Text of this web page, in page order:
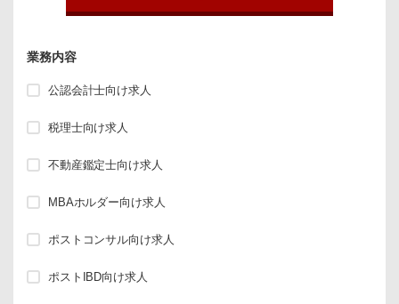
業務内容
公認会計士向け求人
税理士向け求人
不動産鑑定士向け求人
MBAホルダー向け求人
ポストコンサル向け求人
ポストIBD向け求人